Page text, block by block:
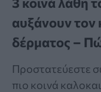
αυξάνουν τον
δέρματος –
Προστατεύεστε
πιο κοινά